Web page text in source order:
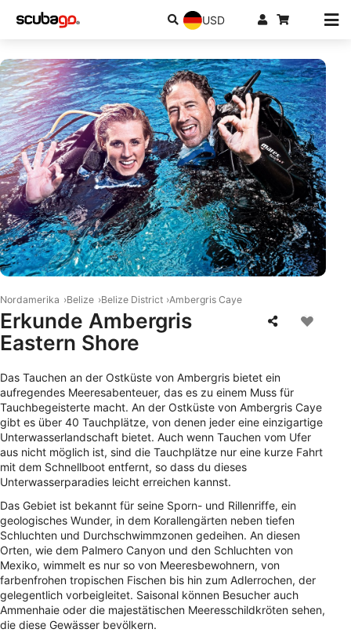
USD
Nordamerika Belize Belize District Ambergris Caye
Erkunde Ambergris
Eastern Shore
Das Tauchen an der Ostküste von Ambergris bietet ein
aufregendes Meeresabenteuer, das es zu einem Muss für
Tauchbegeisterte macht. An der Ostküste von Ambergris Caye
gibt es über 40 Tauchplätze, von denen jeder eine einzigartige
Unterwasserlandschaft bietet. Auch wenn Tauchen vom Ufer
aus nicht möglich ist, sind die Tauchplätze nur eine kurze Fahrt
mit dem Schnellboot entfernt, so dass du dieses
Unterwasserparadies leicht erreichen kannst.
Das Gebiet ist bekannt für seine Sporn- und Rillenriffe, ein
geologisches Wunder, in dem Korallengärten neben tiefen
Schluchten und Durchschwimmzonen gedeihen. An diesen
Orten, wie dem Palmero Canyon und den Schluchten von
Mexiko, wimmelt es nur so von Meeresbewohnern, von
farbenfrohen tropischen Fischen bis hin zum Adlerrochen, der
gelegentlich vorbeigleitet. Saisonal können Besucher auch
Ammenhaie oder die majestätischen Meeresschildkröten sehen,
die diese Gewässer bevölkern.